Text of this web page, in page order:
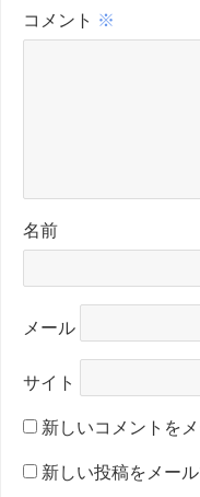
コメント ※
名前
メール
サイト
新しいコメントを
新しい投稿をメー